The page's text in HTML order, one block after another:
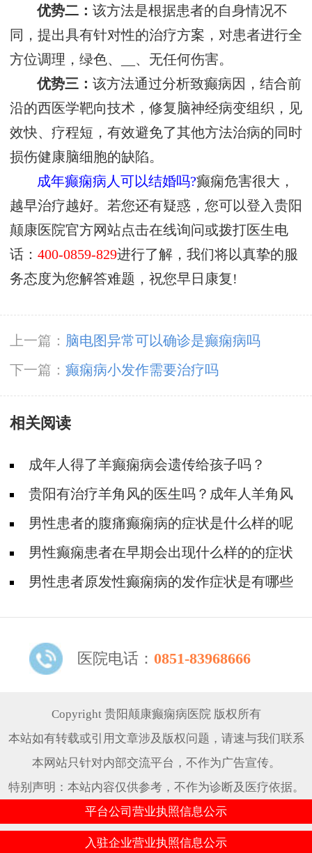
优势二：该方法是根据患者的自身情况不
同，提出具有针对性的治疗方案，对患者进行全
方位调理，绿色、__、无任何伤害。
优势三：该方法通过分析致癫病因，结合前
沿的西医学靶向技术，修复脑神经病变组织，见
效快、疗程短，有效避免了其他方法治病的同时
损伤健康脑细胞的缺陷。
成年癫痫病人可以结婚吗?癫痫危害很大，
越早治疗越好。若您还有疑惑，您可以登入贵阳
颠康医院官方网站点击在线询问或拨打医生电
话： 400-0859-829进行了解，我们将以真挚的服
务态度为您解答难题，祝您早日康复!
上一篇： 脑电图异常可以确诊是癫痫病吗
下一篇： 癫痫病小发作需要治疗吗
相关阅读
成年人得了羊癫痫病会遗传给孩子吗？
贵阳有治疗羊角风的医生吗？成年人羊角风
如何预防?
男性患者的腹痛癫痫病的症状是什么样的呢
男性癫痫患者在早期会出现什么样的的症状
表现男性患者原发性癫痫病的发作症状是有哪些
医院电话： 0851-83968666
Copyright 贵阳颠康癫痫病医院 版权所有
本站如有转载或引用文章涉及版权问题，请速与我们联系
本网站只针对内部交流平台，不作为广告宣传。
特别声明：本站内容仅供参考，不作为诊断及医疗依据。
平台公司营业执照信息公示
入驻企业营业执照信息公示